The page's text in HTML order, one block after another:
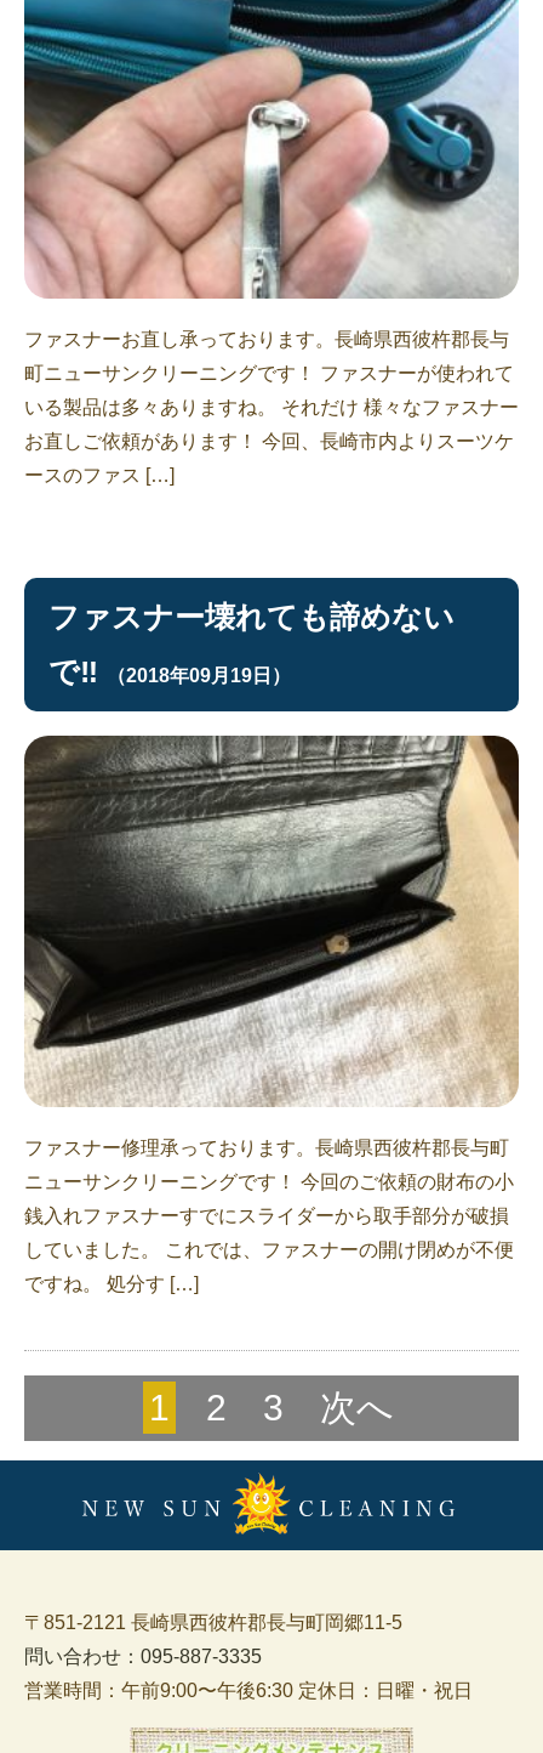
ファスナーお直し承っております。長崎県西彼杵郡長与
町ニューサンクリーニングです！ ファスナーが使われて
いる製品は多々ありますね。 それだけ 様々なファスナー
お直しご依頼があります！ 今回、長崎市内よりスーツケ
ースのファス […]
ファスナー壊れても諦めない
で‼︎
（2018年09月19日）
ファスナー修理承っております。長崎県西彼杵郡長与町
ニューサンクリーニングです！ 今回のご依頼の財布の小
銭入れファスナーすでにスライダーから取手部分が破損
していました。 これでは、ファスナーの開け閉めが不便
ですね。 処分す […]
1 2 3 次へ
〒851-2121 長崎県西彼杵郡長与町岡郷11-5
問い合わせ：095-887-3335
営業時間：午前9:00〜午後6:30 定休日：日曜・祝日